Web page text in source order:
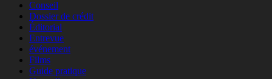
Conseil
Dossier de crédit
Éditorial
Entrevue
événement
Films
Guide pratique